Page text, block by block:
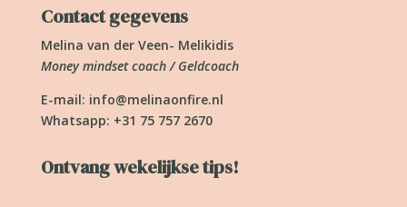
Contact gegevens
Melina van der Veen- Melikidis
Money mindset coach / Geldcoach
E-mail: info@melinaonfire.nl
Whatsapp: +31 75 757 2670
Ontvang wekelijkse tips!